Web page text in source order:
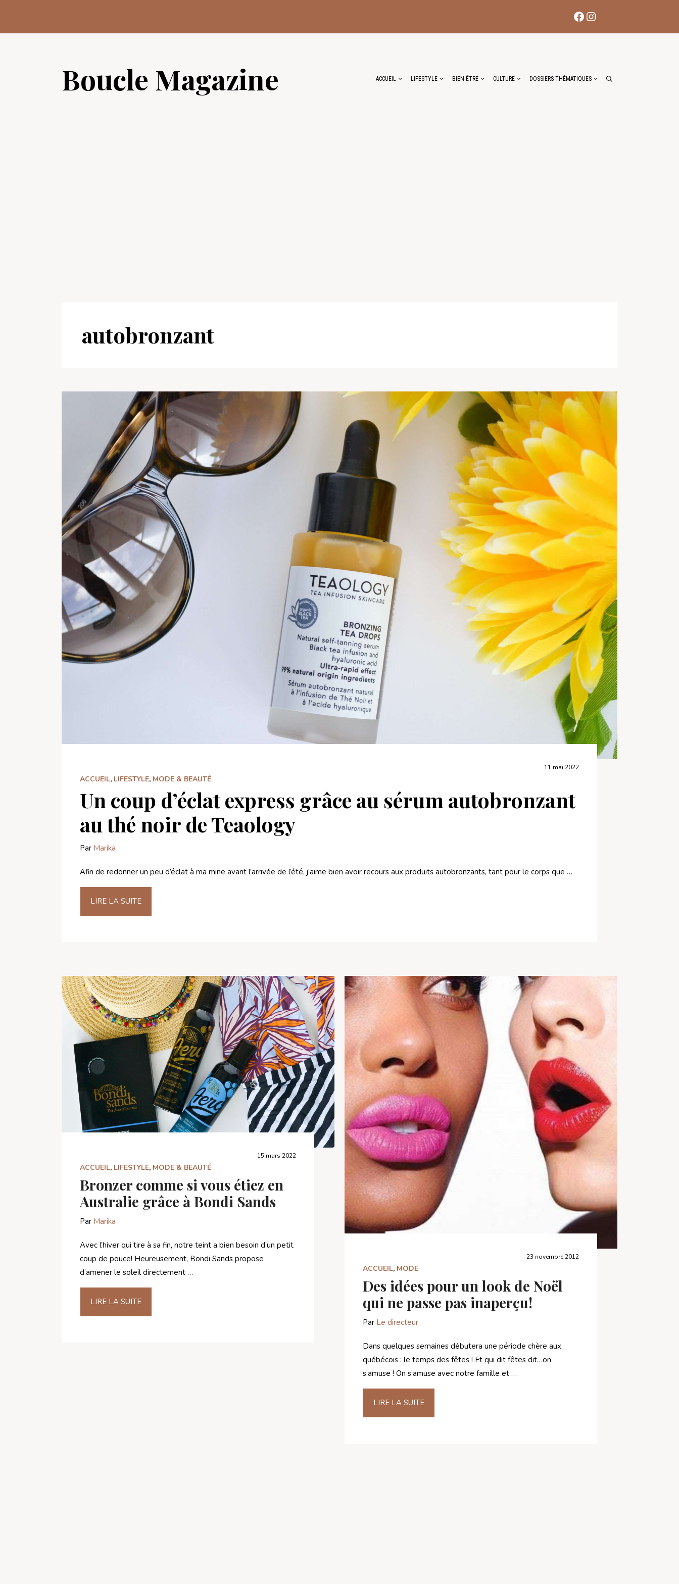
contenu
Facebook
Instagram
Boucle Magazine ACCUEIL LIFESTYLE BIEN-ÊTRE CULTURE DOSSIERS THÉMATIQUES
autobronzant
11 mai 2022
ACCUEIL, LIFESTYLE, MODE & BEAUTÉ
Un coup d’éclat express grâce au sérum autobronzant
au thé noir de Teaology
Par Marika
Afin de redonner un peu d’éclat à ma mine avant l’arrivée de l’été, j’aime bien avoir recours aux produits autobronzants, tant pour le corps que …
LIRE LA SUITE
15 mars 2022
ACCUEIL, LIFESTYLE, MODE & BEAUTÉ
Bronzer comme si vous étiez en
Australie grâce à Bondi Sands
Par Marika
Avec l’hiver qui tire à sa fin, notre teint a bien besoin d’un petit
coup de pouce! Heureusement, Bondi Sands propose
d’amener le soleil directement …
LIRE LA SUITE
23 novembre 2012
ACCUEIL, MODE
Des idées pour un look de Noël
qui ne passe pas inaperçu!
Par Le directeur
Dans quelques semaines débutera une période chère aux
québécois : le temps des fêtes ! Et qui dit fêtes dit…on
s’amuse ! On s’amuse avec notre famille et …
LIRE LA SUITE